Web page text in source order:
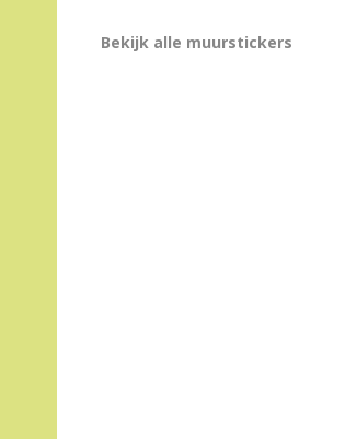
Bekijk alle muurstickers